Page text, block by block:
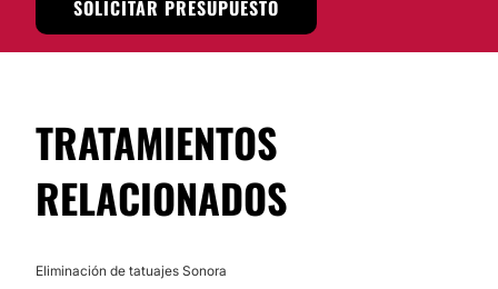
SOLICITAR PRESUPUESTO
TRATAMIENTOS
RELACIONADOS
Eliminación de tatuajes Sonora